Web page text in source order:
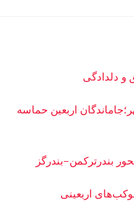
و دلدادگی
اربعین حماسه
بندرترکمن–بندرگز
اربعینی